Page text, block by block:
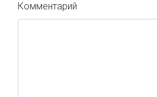
Комментарий